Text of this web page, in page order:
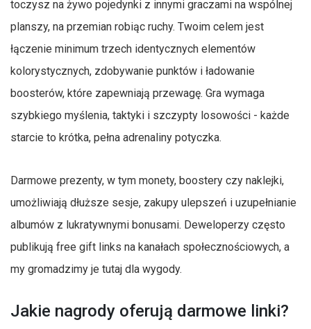
toczysz na żywo pojedynki z innymi graczami na wspólnej
planszy, na przemian robiąc ruchy. Twoim celem jest
łączenie minimum trzech identycznych elementów
kolorystycznych, zdobywanie punktów i ładowanie
boosterów, które zapewniają przewagę. Gra wymaga
szybkiego myślenia, taktyki i szczypty losowości - każde
starcie to krótka, pełna adrenaliny potyczka.
Darmowe prezenty, w tym monety, boostery czy naklejki,
umożliwiają dłuższe sesje, zakupy ulepszeń i uzupełnianie
albumów z lukratywnymi bonusami. Deweloperzy często
publikują free gift links na kanałach społecznościowych, a
my gromadzimy je tutaj dla wygody.
Jakie nagrody oferują darmowe linki?